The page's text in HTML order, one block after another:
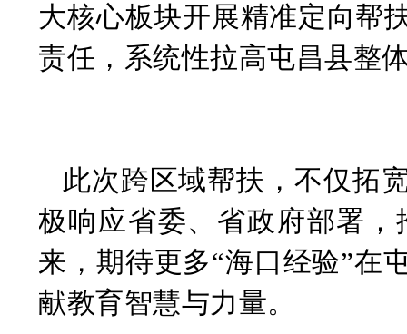
大核心板块开展精准定向帮
责任，系统性拉高屯昌县整
此次跨区域帮扶，不仅拓
极响应省委、省政府部署
来，期待更多“海口经验”在
献教育智慧与力量。